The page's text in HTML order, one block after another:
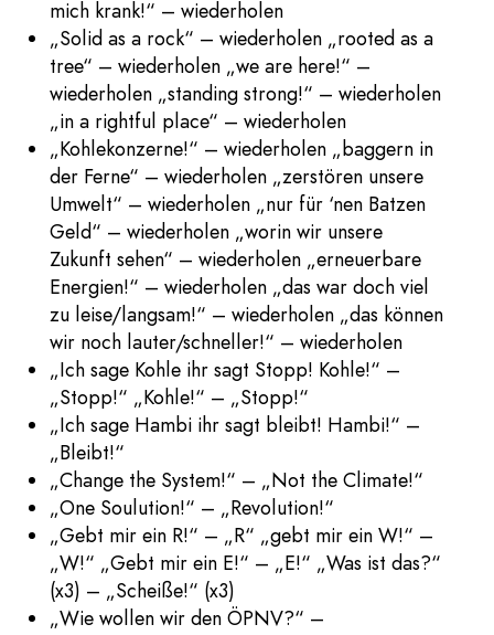
mich krank!“ – wiederholen
„Solid as a rock“ – wiederholen „rooted as a
tree“ – wiederholen „we are here!“ –
wiederholen „standing strong!“ – wiederholen
„in a rightful place“ – wiederholen
„Kohlekonzerne!“ – wiederholen „baggern in
der Ferne“ – wiederholen „zerstören unsere
Umwelt“ – wiederholen „nur für ‘nen Batzen
Geld“ – wiederholen „worin wir unsere
Zukunft sehen“ – wiederholen „erneuerbare
Energien!“ – wiederholen „das war doch viel
zu leise/langsam!“ – wiederholen „das können
wir noch lauter/schneller!“ – wiederholen
„Ich sage Kohle ihr sagt Stopp! Kohle!“ –
„Stopp!“ „Kohle!“ – „Stopp!“
„Ich sage Hambi ihr sagt bleibt! Hambi!“ –
„Bleibt!“
„Change the System!“ – „Not the Climate!“
„One Soulution!“ – „Revolution!“
„Gebt mir ein R!“ – „R“ „gebt mir ein W!“ –
„W!“ „Gebt mir ein E!“ – „E!“ „Was ist das?“
(x3) – „Scheiße!“ (x3)
„Wie wollen wir den ÖPNV?“ –